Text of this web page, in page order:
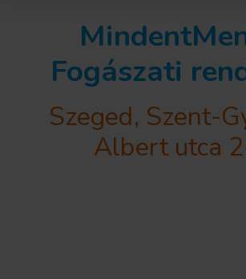
Fogászati
Szeged, Szent-
Albert utca